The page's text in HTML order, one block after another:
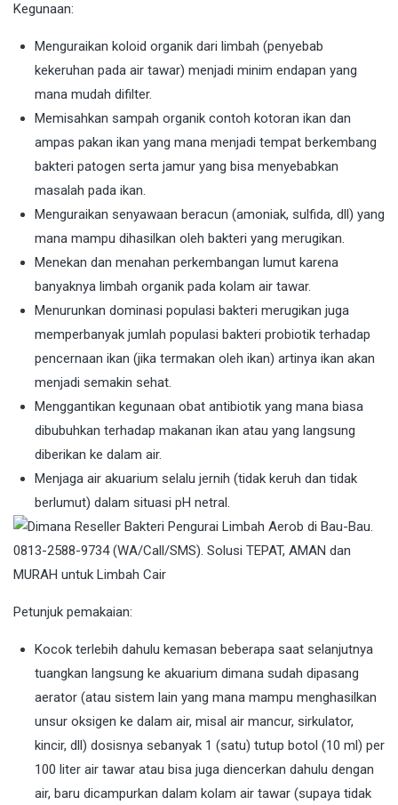
Kegunaan:
Menguraikan koloid organik dari limbah (penyebab
kekeruhan pada air tawar) menjadi minim endapan yang
mana mudah difilter.
Memisahkan sampah organik contoh kotoran ikan dan
ampas pakan ikan yang mana menjadi tempat berkembang
bakteri patogen serta jamur yang bisa menyebabkan
masalah pada ikan.
Menguraikan senyawaan beracun (amoniak, sulfida, dll) yang
mana mampu dihasilkan oleh bakteri yang merugikan.
Menekan dan menahan perkembangan lumut karena
banyaknya limbah organik pada kolam air tawar.
Menurunkan dominasi populasi bakteri merugikan juga
memperbanyak jumlah populasi bakteri probiotik terhadap
pencernaan ikan (jika termakan oleh ikan) artinya ikan akan
menjadi semakin sehat.
Menggantikan kegunaan obat antibiotik yang mana biasa
dibubuhkan terhadap makanan ikan atau yang langsung
diberikan ke dalam air.
Menjaga air akuarium selalu jernih (tidak keruh dan tidak
berlumut) dalam situasi pH netral.
Petunjuk pemakaian:
Kocok terlebih dahulu kemasan beberapa saat selanjutnya
tuangkan langsung ke akuarium dimana sudah dipasang
aerator (atau sistem lain yang mana mampu menghasilkan
unsur oksigen ke dalam air, misal air mancur, sirkulator,
kincir, dll) dosisnya sebanyak 1 (satu) tutup botol (10 ml) per
100 liter air tawar atau bisa juga diencerkan dahulu dengan
air, baru dicampurkan dalam kolam air tawar (supaya tidak